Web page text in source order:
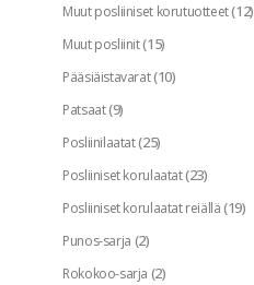
Muut posliiniset korutuotteet(12)
Muut posliinit(15)
Pääsiäistavarat(10)
Patsaat(9)
Posliinilaatat(25)
Posliiniset korulaatat(23)
Posliiniset korulaatat reiällä(19)
Punos-sarja (2)
Rokokoo-sarja (2)